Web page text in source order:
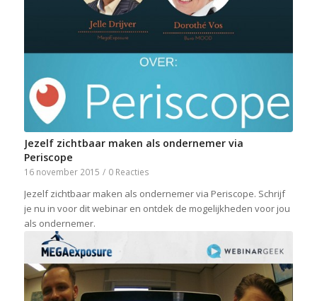
Jezelf zichtbaar maken als ondernemer via
Periscope
16 november 2015 / 0 Reacties
Jezelf zichtbaar maken als ondernemer via Periscope. Schrijf
je nu in voor dit webinar en ontdek de mogelijkheden voor jou
als ondernemer.